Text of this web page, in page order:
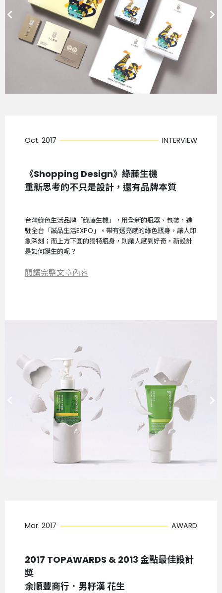
Oct. 2017 INTERVIEW
《Shopping Design》綠藤生機
重新思考的不只是設計，還有品牌本質
台灣綠色生活品牌「綠藤生機」，用全新的瓶器、包裝，進
駐全台「誠品生活EXPO」。帶有透亮感的綠色瓶身，讓人印
象深刻；而上方下圓的獨特瓶身，則讓人感到好奇，新設計
是如何誕生的呢？
閱讀完整文章內容
Mar. 2017 AWARD
2017 TOPAWARDS & 2013 金點最佳設計
獎
余順豐商行．男籽漢 花生